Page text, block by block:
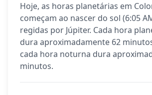
Hoje, as horas planetárias em
começam ao nascer do sol (6:05
regidas por Júpiter. Cada hora
dura aproximadamente 62
cada hora noturna dura
minutos.